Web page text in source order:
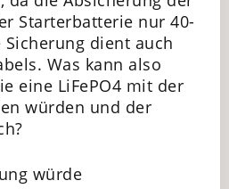
Starterbatterie nur 40-
Sicherung dient auch
Was kann also
eine LiFePO4 mit der
würden und der
würde